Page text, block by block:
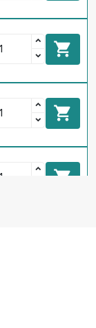


